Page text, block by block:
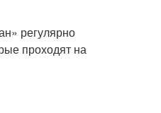
регулярно
проходят на